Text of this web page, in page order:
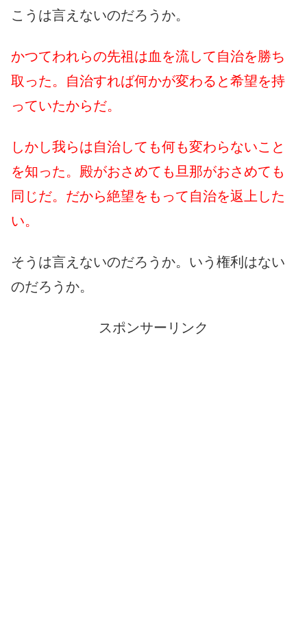
こうは言えないのだろうか。
かつてわれらの先祖は血を流して自治を勝ち
取った。自治すれば何かが変わると希望を持
っていたからだ。
しかし我らは自治しても何も変わらないこと
を知った。殿がおさめても旦那がおさめても
同じだ。だから絶望をもって自治を返上した
い。
そうは言えないのだろうか。いう権利はない
のだろうか。
スポンサーリンク